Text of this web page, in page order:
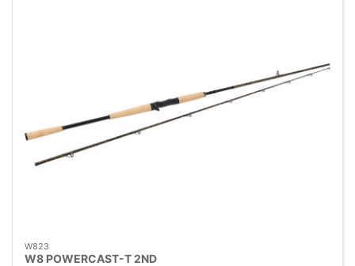
W823
W8 POWERCAST-T 2ND